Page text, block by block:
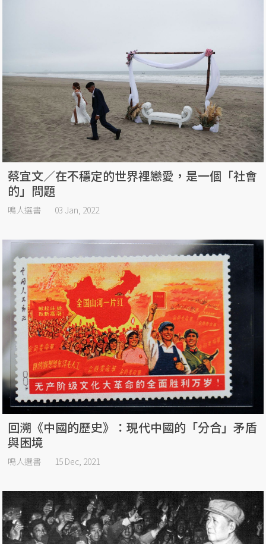
蔡宜文／在不穩定的世界裡戀愛，是一個「社會
的」問題
鳴人選書 03 Jan, 2022
回溯《中國的歷史》：現代中國的「分合」矛盾
與困境
鳴人選書 15 Dec, 2021